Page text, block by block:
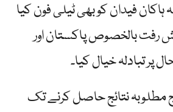
ہاکان فیدان کو بھی ٹیلی فون کیا
رفت بالخصوص پاکستان اور
پر تبادلہ خیال کیا۔
مطلوبہ نتائج حاصل کرنے تک